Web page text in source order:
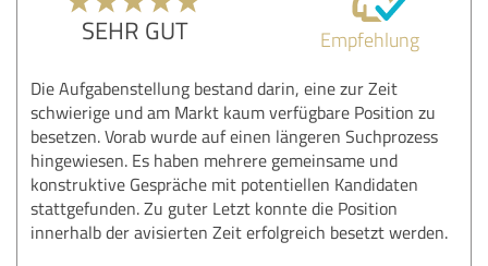
SEHR GUT Empfehlung
Die Aufgabenstellung bestand darin, eine zur Zeit
schwierige und am Markt kaum verfügbare Position zu
besetzen. Vorab wurde auf einen längeren Suchprozess
hingewiesen. Es haben mehrere gemeinsame und
konstruktive Gespräche mit potentiellen Kandidaten
stattgefunden. Zu guter Letzt konnte die Position
innerhalb der avisierten Zeit erfolgreich besetzt werden.